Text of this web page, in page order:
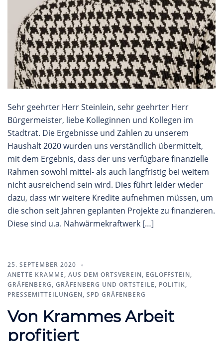
Sehr geehrter Herr Steinlein, sehr geehrter Herr
Bürgermeister, liebe Kolleginnen und Kollegen im
Stadtrat. Die Ergebnisse und Zahlen zu unserem
Haushalt 2020 wurden uns verständlich übermittelt,
mit dem Ergebnis, dass der uns verfügbare finanzielle
Rahmen sowohl mittel- als auch langfristig bei weitem
nicht ausreichend sein wird. Dies führt leider wieder
dazu, dass wir weitere Kredite aufnehmen müssen, um
die schon seit Jahren geplanten Projekte zu finanzieren.
Diese sind u.a. Nahwärmekraftwerk […]
25. SEPTEMBER 2020
ANETTE KRAMME, AUS DEM ORTSVEREIN, EGLOFFSTEIN,
GRÄFENBERG, GRÄFENBERG UND ORTSTEILE, POLITIK,
PRESSEMITTEILUNGEN, SPD GRÄFENBERG
Von Krammes Arbeit
profitiert